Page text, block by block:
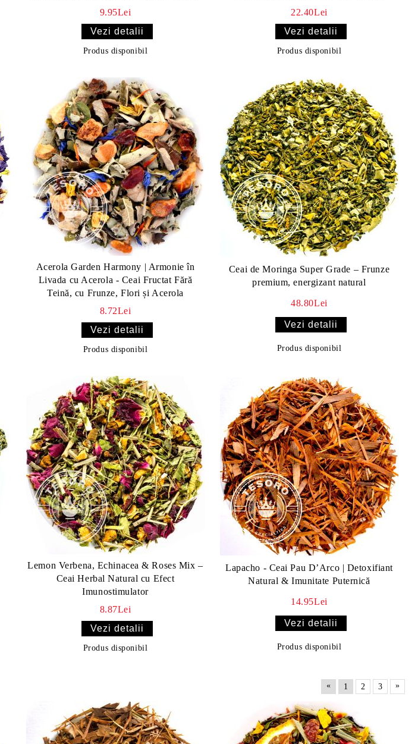
9.95Lei
Vezi detalii
Produs disponibil
22.40Lei
Vezi detalii
Produs disponibil
Acerola Garden Harmony | Armonie în
Livada cu Acerola - Ceai Fructat Fără
Teină, cu Frunze, Flori și Acerola
8.72Lei
Vezi detalii
Produs disponibil
Ceai de Moringa Super Grade – Frunze
premium, energizant natural
48.80Lei
Vezi detalii
Produs disponibil
Lemon Verbena, Echinacea & Roses Mix –
Ceai Herbal Natural cu Efect
Imunostimulator
8.87Lei
Vezi detalii
Produs disponibil
Lapacho - Ceai Pau D’Arco | Detoxifiant
Natural & Imunitate Puternică
14.95Lei
Vezi detalii
Produs disponibil
« 1 2 3 »